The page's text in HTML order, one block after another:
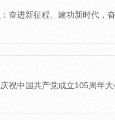
：奋进新征程、建功新时代
祝中国共产党成立105周年